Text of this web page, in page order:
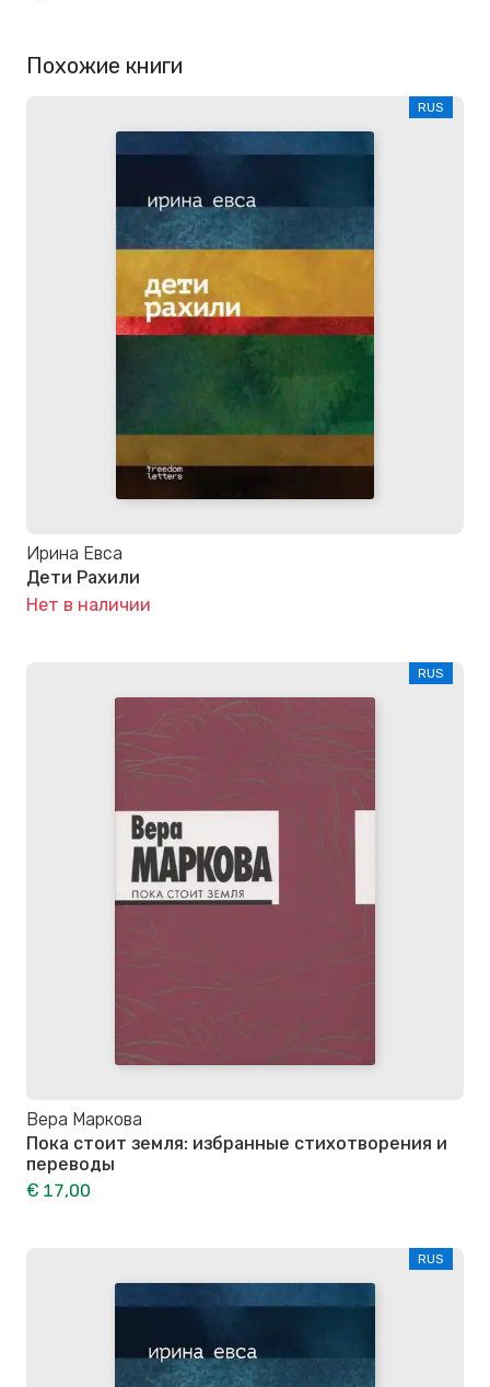
Похожие книги
RUS
Ирина Евса
Дети Рахили
Нет в наличии
RUS
Вера Маркова
Пока стоит земля: избранные стихотворения и
переводы
€ 17,00
RUS